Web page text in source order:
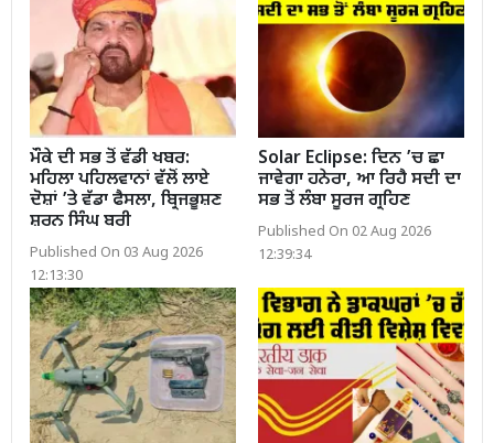
ਮੌਕੇ ਦੀ ਸਭ ਤੋਂ ਵੱਡੀ ਖਬਰ:
ਮਹਿਲਾ ਪਹਿਲਵਾਨਾਂ ਵੱਲੋਂ ਲਾਏ
ਦੋਸ਼ਾਂ ’ਤੇ ਵੱਡਾ ਫੈਸਲਾ, ਬ੍ਰਿਜਭੂਸ਼ਣ
ਸ਼ਰਨ ਸਿੰਘ ਬਰੀ
Published On 03 Aug 2026
12:13:30
Solar Eclipse: ਦਿਨ ’ਚ ਛਾ
ਜਾਵੇਗਾ ਹਨੇਰਾ, ਆ ਰਿਹੈ ਸਦੀ ਦਾ
ਸਭ ਤੋਂ ਲੰਬਾ ਸੂਰਜ ਗ੍ਰਹਿਣ
Published On 02 Aug 2026
12:39:34